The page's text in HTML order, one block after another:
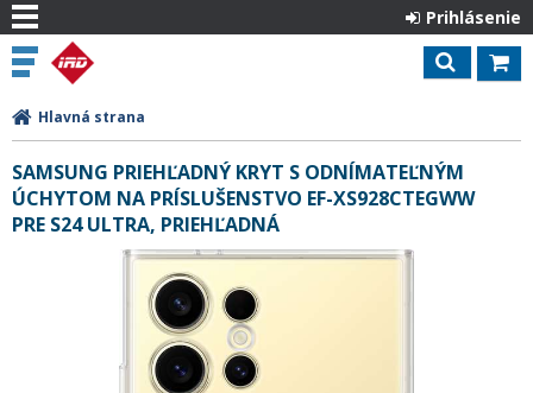
Prihlásenie
Hlavná strana
SAMSUNG PRIEHĽADNÝ KRYT S ODNÍMATEĽNÝM
ÚCHYTOM NA PRÍSLUŠENSTVO EF-XS928CTEGWW
PRE S24 ULTRA, PRIEHĽADNÁ